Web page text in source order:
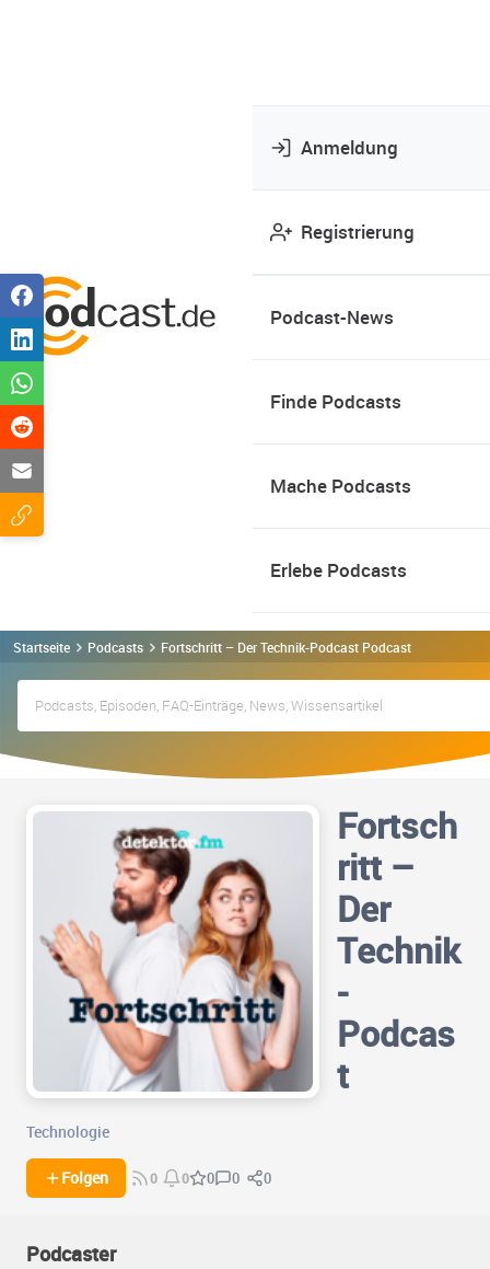
Anmeldung
Registrierung
Podcast-News
Finde Podcasts
Mache Podcasts
Erlebe Podcasts
Startseite Podcasts Fortschritt – Der Technik-Podcast Podcast
Fortsch
ritt –
Der
Technik
-
Podcas
t
Technologie
Folgen 0 0 0 0 0
Podcaster